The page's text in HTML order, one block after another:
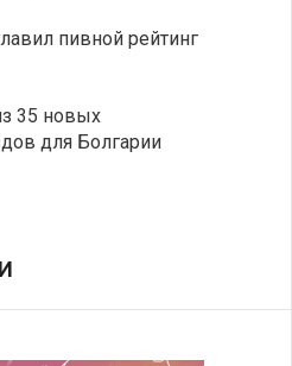
пивной рейтинг
35 новых
для Болгарии